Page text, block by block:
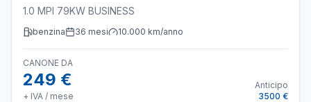
1.0 MPI 79KW BUSINESS
benzina 36 mesi 10.000 km/anno
CANONE DA
249 €
+ IVA / mese
Anticipo
3500 €